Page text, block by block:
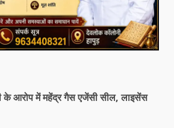
के आरोप में महेंद्र गैस एजेंसी सील, लाइसेंस